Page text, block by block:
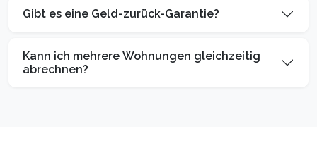
Gibt es eine Geld-zurück-Garantie?
Kann ich mehrere Wohnungen gleichzeitig
abrechnen?